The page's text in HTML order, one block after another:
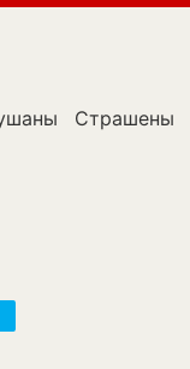
Страшены